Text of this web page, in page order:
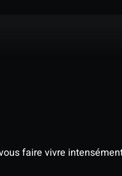
faire vivre